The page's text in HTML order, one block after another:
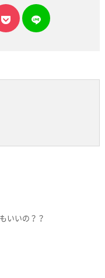
plus
pocket
line
いいの？？